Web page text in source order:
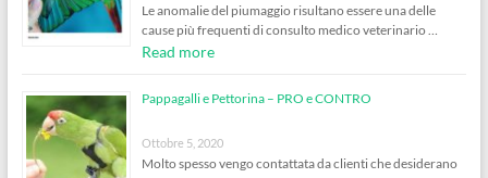
Le anomalie del piumaggio risultano essere una delle
cause più frequenti di consulto medico veterinario …
Read more
Pappagalli e Pettorina – PRO e CONTRO
Ottobre 5, 2020
Molto spesso vengo contattata da clienti che desiderano